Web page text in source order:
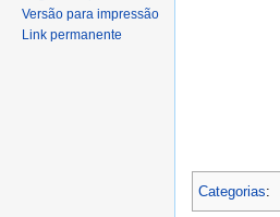
Categorias:
Versão para impressão
Link permanente